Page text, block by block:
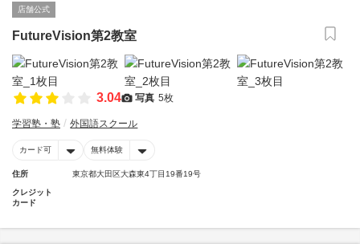
店舗公式
FutureVision第2教室
3.04 写真 5枚
学習塾・塾 外国語スクール
カード可 無料体験
住所 東京都大田区大森東4丁目19番19号
クレジット
カード